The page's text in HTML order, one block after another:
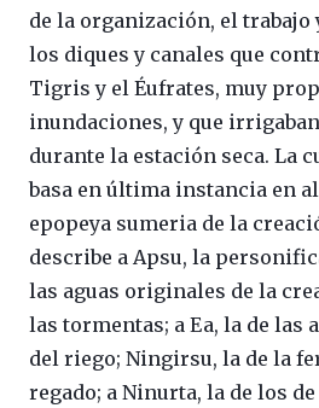
de la organización, el
los diques y canales que
Tigris y el Éufrates, muy
inundaciones, y que
durante la estación seca. La
basa en última instancia en al
epopeya sumeria de la
describe a Apsu, la
las aguas originales de la
las tormentas; a Ea, la de las
del riego; Ningirsu, la de la
regado; a Ninurta, la de los